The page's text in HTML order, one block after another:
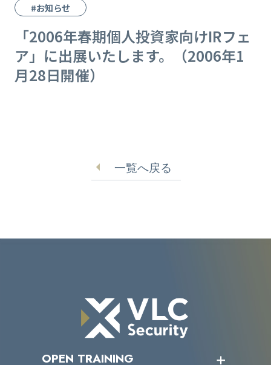
#お知らせ
「2006年春期個人投資家向けIRフェ
ア」に出展いたします。（2006年1
月28日開催）
一覧へ戻る
OPEN TRAINING